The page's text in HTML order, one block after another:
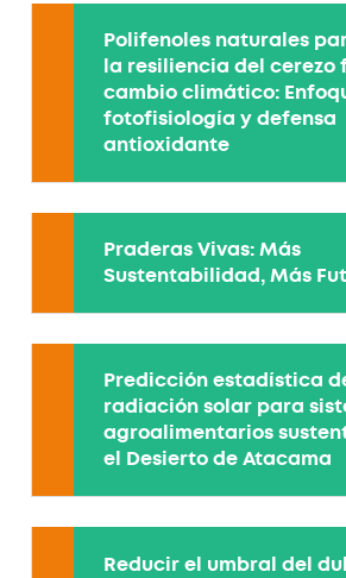
Polifenoles naturales
la resiliencia del cerezo
cambio climático:
fotofisiología y defensa
antioxidante
Praderas Vivas: Más
Sustentabilidad, Más
Predicción estadística
radiación solar para
agroalimentarios
el Desierto de Atacama
Reducir el umbral del